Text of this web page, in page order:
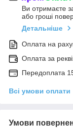
Ви отримаєте
або гроші
Детальніше
Оплата на
Оплата за
Передоплата
Всі умови оплати
Умови